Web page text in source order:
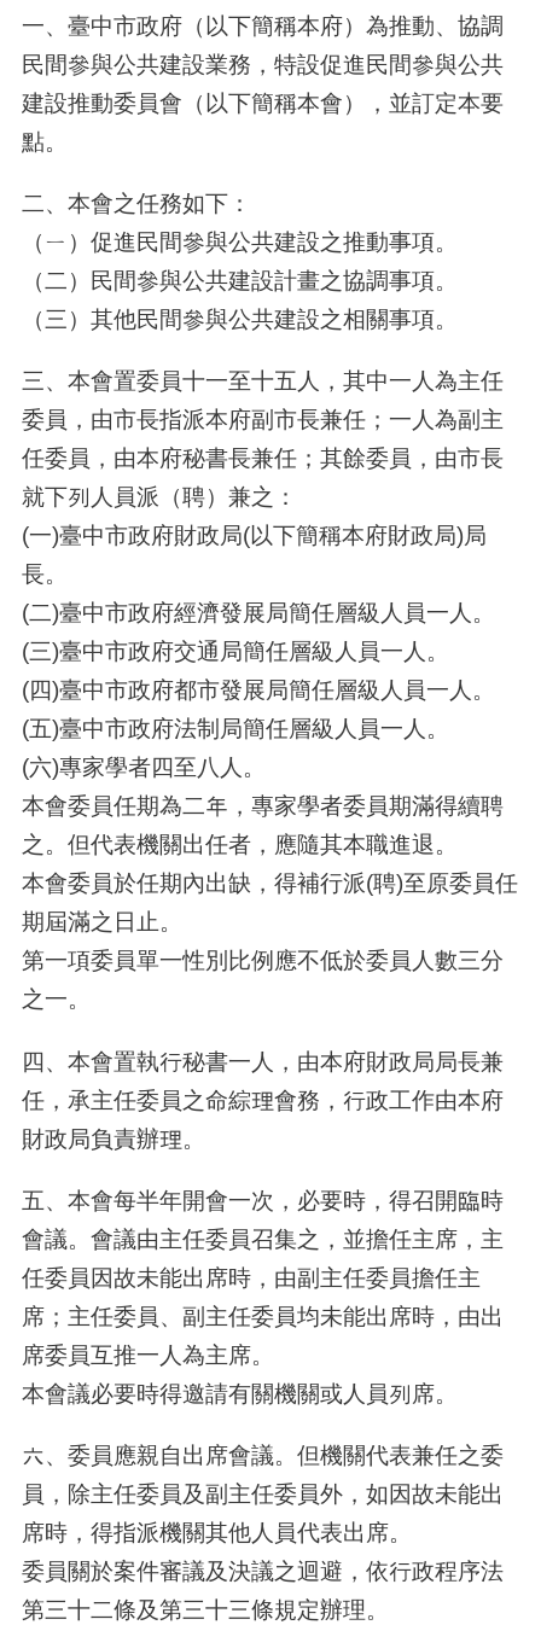
一、臺中市政府（以下簡稱本府）為推動、協調
民間參與公共建設業務，特設促進民間參與公共
建設推動委員會（以下簡稱本會），並訂定本要
點。
二、本會之任務如下：
（ㄧ）促進民間參與公共建設之推動事項。
（二）民間參與公共建設計畫之協調事項。
（三）其他民間參與公共建設之相關事項。
三、本會置委員十一至十五人，其中一人為主任
委員，由市長指派本府副市長兼任；一人為副主
任委員，由本府秘書長兼任；其餘委員，由市長
就下列人員派（聘）兼之：
(一)臺中市政府財政局(以下簡稱本府財政局)局
長。
(二)臺中市政府經濟發展局簡任層級人員一人。
(三)臺中市政府交通局簡任層級人員一人。
(四)臺中市政府都市發展局簡任層級人員一人。
(五)臺中市政府法制局簡任層級人員一人。
(六)專家學者四至八人。
本會委員任期為二年，專家學者委員期滿得續聘
之。但代表機關出任者，應隨其本職進退。
本會委員於任期內出缺，得補行派(聘)至原委員任
期屆滿之日止。
第一項委員單一性別比例應不低於委員人數三分
之一。
四、本會置執行秘書一人，由本府財政局局長兼
任，承主任委員之命綜理會務，行政工作由本府
財政局負責辦理。
五、本會每半年開會一次，必要時，得召開臨時
會議。會議由主任委員召集之，並擔任主席，主
任委員因故未能出席時，由副主任委員擔任主
席；主任委員、副主任委員均未能出席時，由出
席委員互推一人為主席。
本會議必要時得邀請有關機關或人員列席。
六、委員應親自出席會議。但機關代表兼任之委
員，除主任委員及副主任委員外，如因故未能出
席時，得指派機關其他人員代表出席。
委員關於案件審議及決議之迴避，依行政程序法
第三十二條及第三十三條規定辦理。